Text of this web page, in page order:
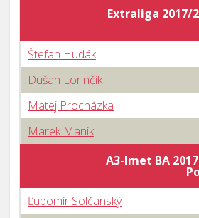
Extraliga 2017/
Štefan Hudák
Dušan Lorinčík
Matej Procházka
Marek Manik
A3-Imet BA
Ľubomír Solčanský